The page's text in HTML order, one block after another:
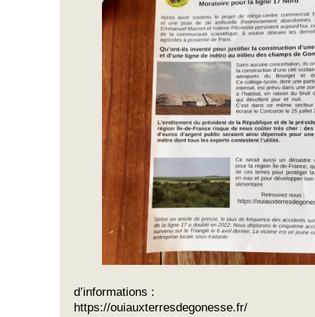
d’informations :
https://ouiauxterresdegonesse.fr/